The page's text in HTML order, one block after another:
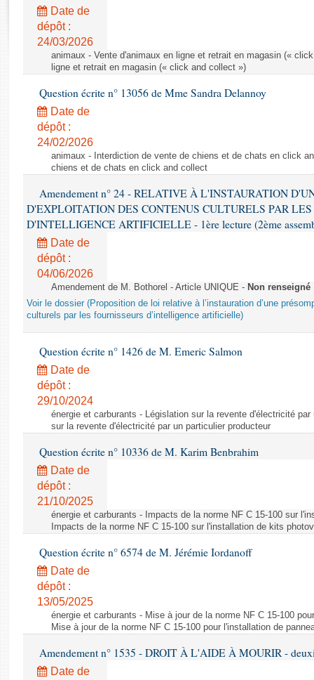
Rapports législatifs
Rapports sur l'application des lois
Baromètre de l’application des lois
Dossiers législatifs
Budget et sécurité sociale
Questions écrites et orales
Comptes rendus des débats
Date de
dépôt :
24/03/2026
animaux - Vente d'animaux en ligne et retrait en magasin («
ligne et retrait en magasin (« click and collect »)
Question écrite n° 13056 de Mme Sandra Delannoy
Date de
dépôt :
24/02/2026
animaux - Interdiction de vente de chiens et de chats en click
chiens et de chats en click and collect
Amendement n° 24 - RELATIVE À L'INSTAURATION
D'EXPLOITATION DES CONTENUS CULTURELS PAR LES
D'INTELLIGENCE ARTIFICIELLE - 1ère lecture (2ème
Date de
dépôt :
04/06/2026
Amendement de M. Bothorel - Article UNIQUE - Non renseigné
Voir le dossier (Proposition de loi relative à l’instauration d’une
culturels par les fournisseurs d’intelligence artificielle)
Question écrite n° 1426 de M. Emeric Salmon
Date de
dépôt :
29/10/2024
énergie et carburants - Législation sur la revente d'électricité
sur la revente d'électricité par un particulier producteur
Question écrite n° 10336 de M. Karim Benbrahim
Date de
dépôt :
21/10/2025
énergie et carburants - Impacts de la norme NF C 15-100 sur
Impacts de la norme NF C 15-100 sur l'installation de kits
Question écrite n° 6574 de M. Jérémie Iordanoff
Date de
dépôt :
13/05/2025
énergie et carburants - Mise à jour de la norme NF C 15-100
Mise à jour de la norme NF C 15-100 pour l'installation de
Amendement n° 1535 - DROIT À L'AIDE À MOURIR -
Date de